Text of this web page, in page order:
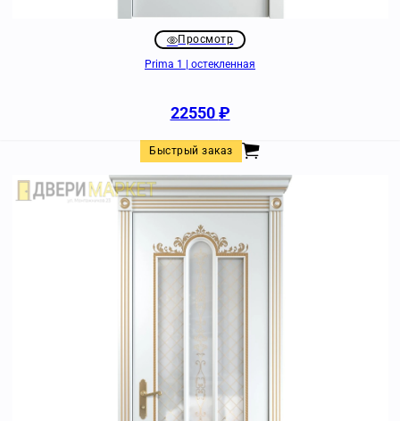
Просмотр
Prima 1 | остекленная
22550₽
Быстрый заказ